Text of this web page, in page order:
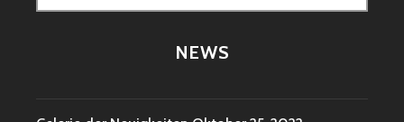
nach:
NEWS